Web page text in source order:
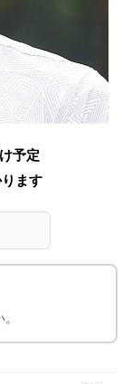
予定
ります